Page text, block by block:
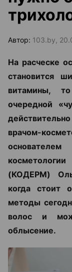
Автор: 103.by,
На расческе
становится
витамины,
очередной
врачом-
(КОДЕРМ)
когда стоит
методы
волос и
облысение.